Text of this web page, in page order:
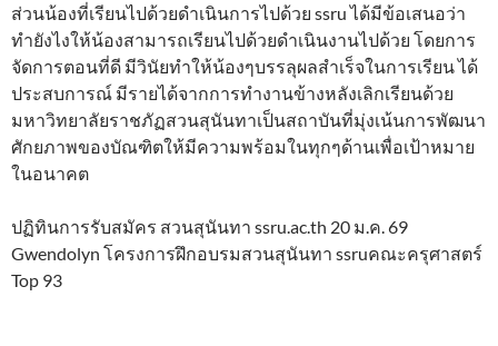
ส่วนน้องที่เรียนไปด้วยดำเนินการไปด้วย ssru ได้มีข้อเสนอว่า
ทำยังไงให้น้องสามารถเรียนไปด้วยดำเนินงานไปด้วย โดยการ
จัดการตอนที่ดี มีวินัยทำให้น้องๆบรรลุผลสำเร็จในการเรียน ได้
ประสบการณ์ มีรายได้จากการทำงานข้างหลังเลิกเรียนด้วย
มหาวิทยาลัยราชภัฏสวนสุนันทาเป็นสถาบันที่มุ่งเน้นการพัฒนา
ศักยภาพของบัณฑิตให้มีความพร้อมในทุกๆด้านเพื่อเป้าหมาย
ในอนาคต
ปฏิทินการรับสมัคร สวนสุนันทา ssru.ac.th 20 ม.ค. 69
Gwendolyn โครงการฝึกอบรมสวนสุนันทา ssruคณะครุศาสตร์
Top 93